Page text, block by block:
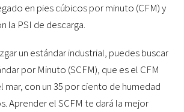
en pies cúbicos por minuto (CFM) y
la PSI de descarga.
un estándar industrial, puedes buscar
por Minuto (SCFM), que es el CFM
mar, con un 35 por ciento de humedad
Aprender el SCFM te dará la mejor